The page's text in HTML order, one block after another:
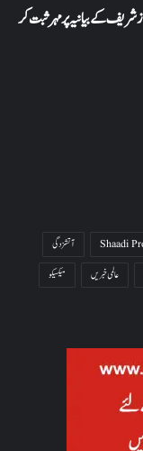
شریف کے بیانیہ پر مہر ثبت کر
Shaadi
آتشزدگی
عالمی خبریں
میکسیکو